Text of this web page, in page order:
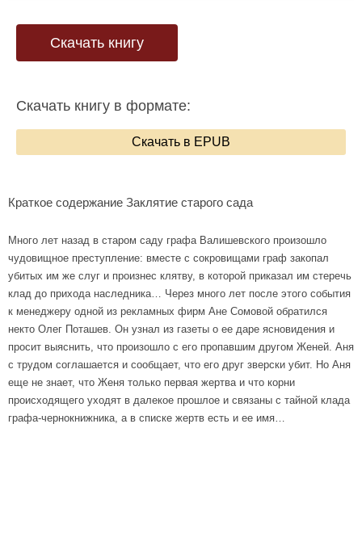
Скачать книгу
Скачать книгу в формате:
Скачать в EPUB
Краткое содержание Заклятие старого сада
Много лет назад в старом саду графа Валишевского произошло
чудовищное преступление: вместе с сокровищами граф закопал
убитых им же слуг и произнес клятву, в которой приказал им стеречь
клад до прихода наследника… Через много лет после этого события
к менеджеру одной из рекламных фирм Ане Сомовой обратился
некто Олег Поташев. Он узнал из газеты о ее даре ясновидения и
просит выяснить, что произошло с его пропавшим другом Женей. Аня
с трудом соглашается и сообщает, что его друг зверски убит. Но Аня
еще не знает, что Женя только первая жертва и что корни
происходящего уходят в далекое прошлое и связаны с тайной клада
графа-чернокнижника, а в списке жертв есть и ее имя…